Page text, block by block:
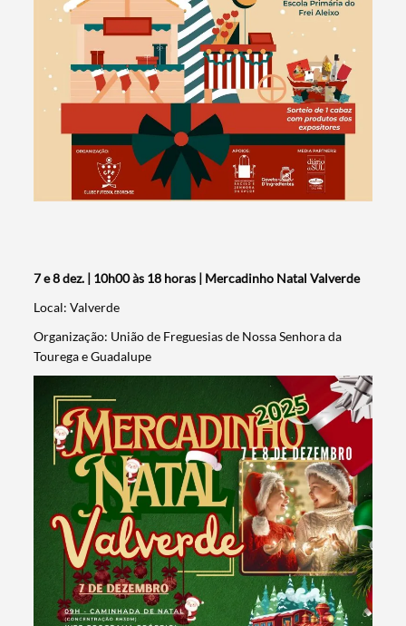
7 e 8 dez. | 10h00 às 18 horas | Mercadinho Natal Valverde
Local: Valverde
Organização: União de Freguesias de Nossa Senhora da
Tourega e Guadalupe